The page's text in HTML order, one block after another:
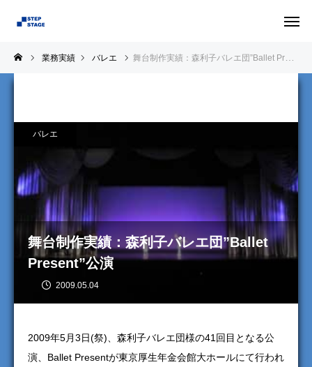
業務実績 バレエ 舞台制作実績：森利子バレエ団”Ballet Present”公演
舞台制作実績：森利子バレエ団”Ballet
Present”公演
2009.05.04
バレエ
2009年5月3日(祭)、森利子バレエ団様の41回目となる公
演、Ballet Presentが東京厚生年金会館大ホールにて行われ